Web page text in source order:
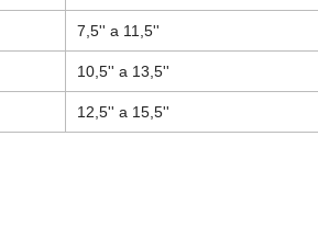
7,5'' a 11,5''
10,5'' a 13,5''
12,5'' a 15,5''